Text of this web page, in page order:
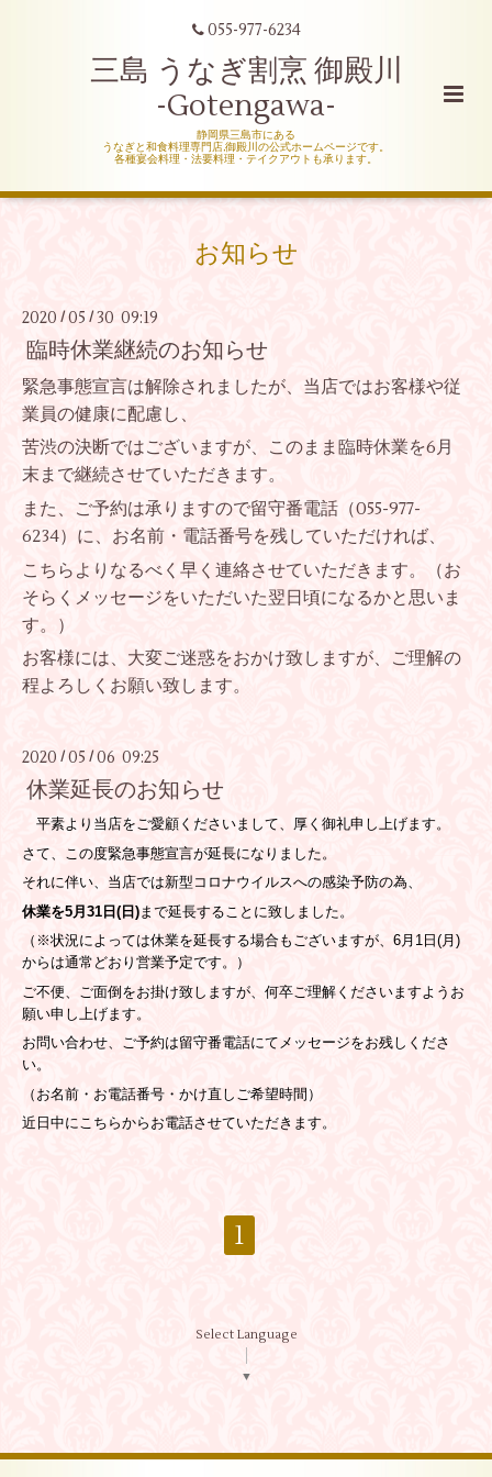
055-977-6234
三島 うなぎ割烹 御殿川
-Gotengawa-
静岡県三島市にある
うなぎと和食料理専門店,御殿川の公式ホームページです。
各種宴会料理・法要料理・テイクアウトも承ります。
お知らせ
2020 /05 / 30 09:19
臨時休業継続のお知らせ
緊急事態宣言は解除されましたが、当店ではお客様や従
業員の健康に配慮し、
苦渋の決断ではございますが、このまま臨時休業を6月
末まで継続させていただきます。
また、ご予約は承りますので留守番電話（055-977-
6234）に、お名前・電話番号を残していただければ、
こちらよりなるべく早く連絡させていただきます。（お
そらくメッセージをいただいた翌日頃になるかと思いま
す。）
お客様には、大変ご迷惑をおかけ致しますが、ご理解の
程よろしくお願い致します。
2020 / 05 /06 09:25
休業延長のお知らせ
平素より当店をご愛顧くださいまして、厚く御礼申し上げます。
さて、この度緊急事態宣言が延長になりました。
それに伴い、当店では新型コロナウイルスへの感染予防の為、
休業を5月31日(日) まで延長することに致しました。
（※状況によっては休業を延長する場合もございますが、6月1日(月)
からは通常どおり営業予定です。）
ご不便、ご面倒をお掛け致しますが、何卒ご理解くださいますようお
願い申し上げます。
お問い合わせ、ご予約は留守番電話にてメッセージをお残しくださ
い。
（お名前・お電話番号・かけ直しご希望時間）
近日中にこちらからお電話させていただきます。
1
Select Language
▼